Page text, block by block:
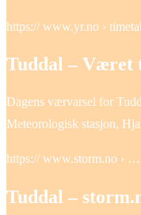
https:// www.yr.no ›
Tuddal – Været
Dagens værvarsel for
Meteorologisk stasjon,
https:// www.storm.no › …
Tuddal –